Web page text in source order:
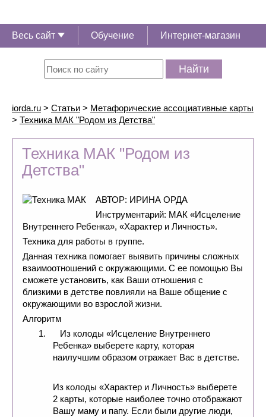
Весь сайт Обучение Интернет-магазин
Найти
iorda.ru > Статьи > Метафорические ассоциативные карты
> Техника МАК "Родом из Детства"
Техника МАК "Родом из
Детства"
АВТОР: ИРИНА ОРДА
Инструментарий: МАК «Исцеление
Внутреннего Ребенка», «Характер и Личность».
Техника для работы в группе.
Данная техника помогает выявить причины сложных
взаимоотношений с окружающими. С ее помощью Вы
сможете установить, как Ваши отношения с
близкими в детстве повлияли на Ваше общение с
окружающими во взрослой жизни.
Алгоритм
1.
Из колоды «Исцеление Внутреннего
Ребенка» выберете карту, которая
наилучшим образом отражает Вас в детстве.
Из колоды «Характер и Личность» выберете
2 карты, которые наиболее точно отображают
Вашу маму и папу. Если были другие люди,